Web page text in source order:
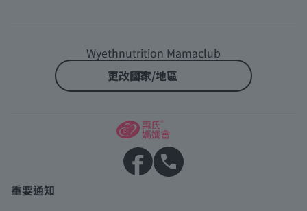
Wyethnutrition Mamaclub
更改國家/地區
重要通知